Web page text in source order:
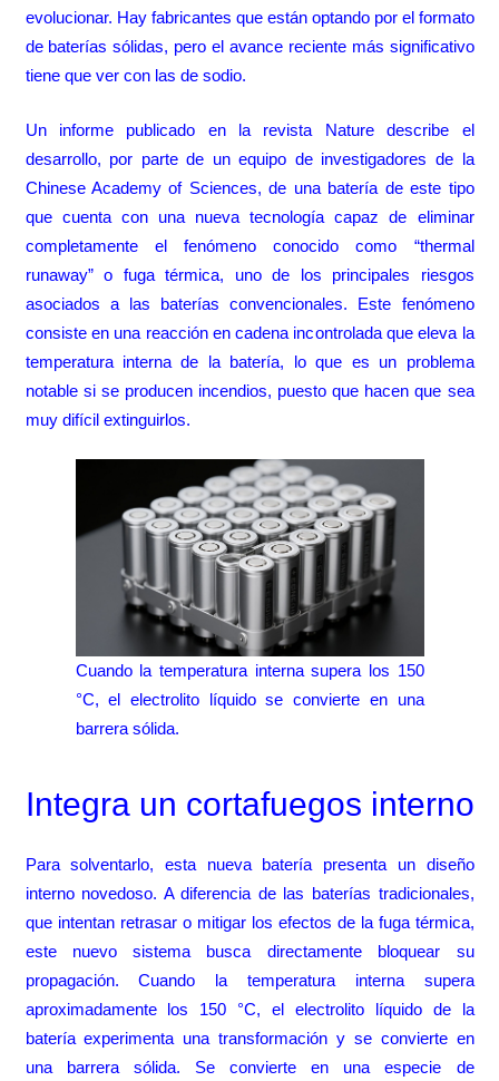
evolucionar. Hay fabricantes que están optando por el formato
de baterías sólidas, pero el avance reciente más significativo
tiene que ver con las de sodio.
Un informe publicado en la revista Nature describe el
desarrollo, por parte de un equipo de investigadores de la
Chinese Academy of Sciences, de una batería de este tipo
que cuenta con una nueva tecnología capaz de eliminar
completamente el fenómeno conocido como “thermal
runaway” o fuga térmica, uno de los principales riesgos
asociados a las baterías convencionales. Este fenómeno
consiste en una reacción en cadena incontrolada que eleva la
temperatura interna de la batería, lo que es un problema
notable si se producen incendios, puesto que hacen que sea
muy difícil extinguirlos.
Cuando la temperatura interna supera los 150
°C, el electrolito líquido se convierte en una
barrera sólida.
Integra un cortafuegos interno
Para solventarlo, esta nueva batería presenta un diseño
interno novedoso. A diferencia de las baterías tradicionales,
que intentan retrasar o mitigar los efectos de la fuga térmica,
este nuevo sistema busca directamente bloquear su
propagación. Cuando la temperatura interna supera
aproximadamente los 150 °C, el electrolito líquido de la
batería experimenta una transformación y se convierte en
una barrera sólida. Se convierte en una especie de